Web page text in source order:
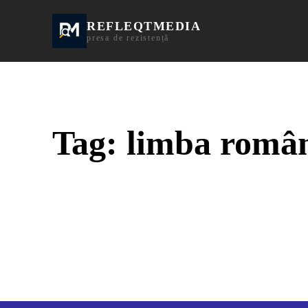
REFLEQTMEDIA
presa de rezistență
Tag: limba